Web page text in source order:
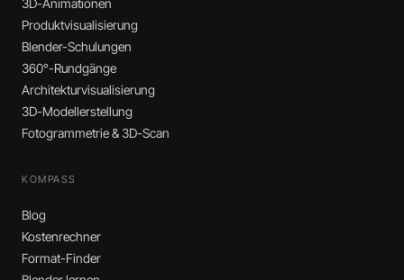
Produktvisualisierung
Blender-Schulungen
360°-Rundgänge
Architekturvisualisierung
3D-Modellerstellung
Fotogrammetrie & 3D-Scan
KOMPASS
Blog
Kostenrechner
Format-Finder